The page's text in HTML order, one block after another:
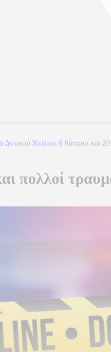
Νείλου: 6 θάνατοι και 20
πολλοί